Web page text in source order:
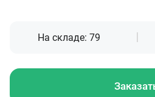
На складе:79